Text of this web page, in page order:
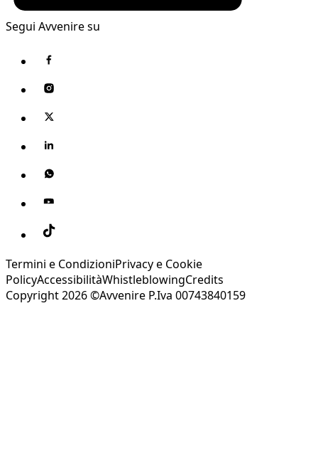
Segui Avvenire su
Termini e CondizioniPrivacy e Cookie
PolicyAccessibilitàWhistleblowingCredits
Copyright 2026 ©Avvenire P.Iva 00743840159